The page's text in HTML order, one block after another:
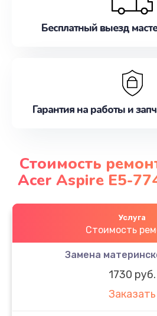
Бесплатный выезд
Гарантия на работы и
Стоимость
Acer Aspire E5-
Услуга
Стоимость
Замена
1730 руб.
Заказать